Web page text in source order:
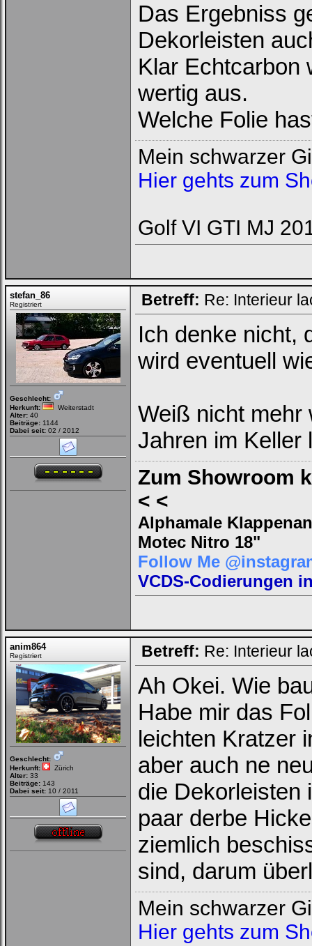
Das Ergebniss
Dekorleisten
Klar Echtcarbon
wertig aus.
Welche Folie
Mein schwarzer
Hier gehts zum
Golf VI GTI MJ
stefan_86
Registriert
Geschlecht:
Herkunft:
Weiterstadt
Alter: 40
Beiträge: 1144
Dabei seit: 02 / 2012
Betreff: Re: Interieur
Ich denke nicht,
wird eventuell
Weiß nicht mehr
Jahren im
Zum Showroom
< <
Alphamale
Motec Nitro 18"
Follow Me
VCDS-Codierungen
anim864
Registriert
Geschlecht:
Herkunft:
Zürich
Alter: 33
Beiträge: 143
Dabei seit: 10 / 2011
Betreff: Re: Interieur
Ah Okei. Wie
Habe mir das
leichten Kratzer
aber auch ne
die Dekorleisten
paar derbe
ziemlich
sind, darum
Mein schwarzer
Hier gehts zum